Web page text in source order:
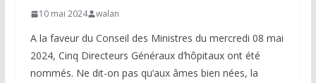
10 mai 2024 walan
A la faveur du Conseil des Ministres du mercredi 08 mai
2024, Cinq Directeurs Généraux d’hôpitaux ont été
nommés. Ne dit-on pas qu’aux âmes bien nées, la